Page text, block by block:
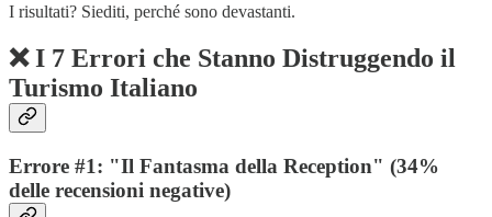
I risultati? Siediti, perché sono devastanti.
❌I 7 Errori che Stanno Distruggendo il
Turismo Italiano
Errore #1: "Il Fantasma della Reception" (34%
delle recensioni negative)